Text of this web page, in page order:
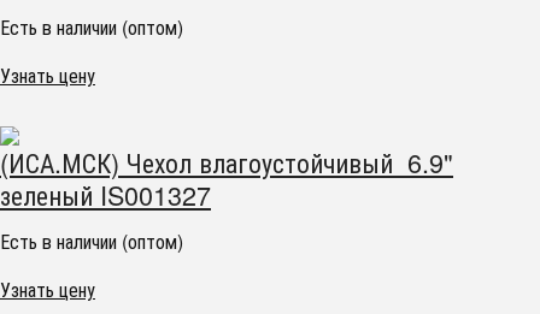
Есть в наличии (оптом)
Узнать цену
(ИСА.МСК) Чехол влагоустойчивый 6.9"
зеленый IS001327
Есть в наличии (оптом)
Узнать цену